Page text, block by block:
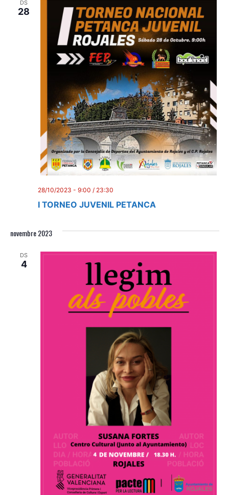
DS
28
I TORNEO JUVENIL PETANCA
28/10/2023 - 9:00 / 23:30
novembre 2023
DS
4